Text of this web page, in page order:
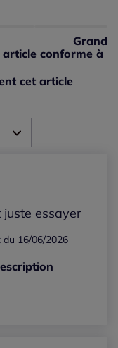
Grand
conforme à
cet article
juste essayer
du 16/06/2026